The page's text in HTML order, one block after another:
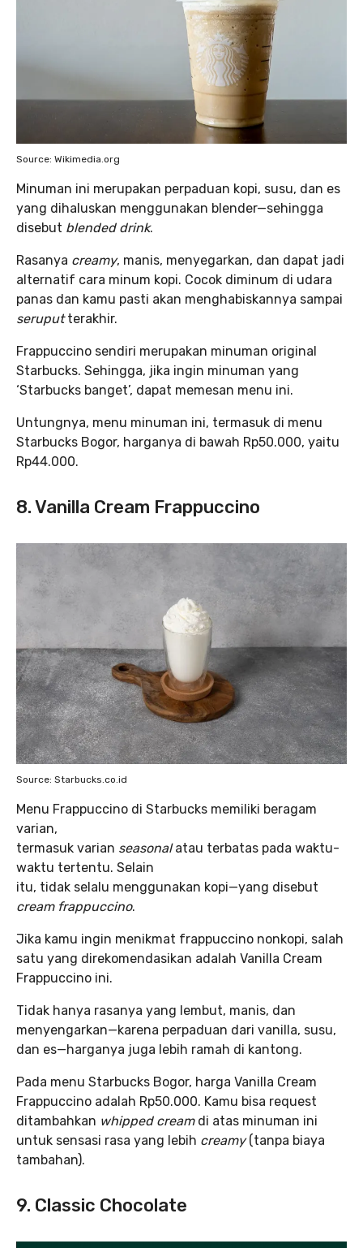
Source: Wikimedia.org
Minuman ini merupakan perpaduan kopi, susu, dan es
yang dihaluskan menggunakan blender—sehingga
disebut blended drink.
Rasanya creamy, manis, menyegarkan, dan dapat jadi
alternatif cara minum kopi. Cocok diminum di udara
panas dan kamu pasti akan menghabiskannya sampai
seruputterakhir.
Frappuccino sendiri merupakan minuman original
Starbucks. Sehingga, jika ingin minuman yang
‘Starbucks banget’, dapat memesan menu ini.
Untungnya, menu minuman ini, termasuk di menu
Starbucks Bogor, harganya di bawah Rp50.000, yaitu
Rp44.000.
8. Vanilla Cream Frappuccino
Source: Starbucks.co.id
Menu Frappuccino di Starbucks memiliki beragam
varian,
termasuk varian seasonalatau terbatas pada waktu-
waktu tertentu. Selain
itu, tidak selalu menggunakan kopi—yang disebut
cream frappuccino.
Jika kamu ingin menikmat frappuccino nonkopi, salah
satu yang direkomendasikan adalah Vanilla Cream
Frappuccino ini.
Tidak hanya rasanya yang lembut, manis, dan
menyengarkan—karena perpaduan dari vanilla, susu,
dan es—harganya juga lebih ramah di kantong.
Pada menu Starbucks Bogor, harga Vanilla Cream
Frappuccino adalah Rp50.000. Kamu bisa request
ditambahkan whipped creamdi atas minuman ini
untuk sensasi rasa yang lebih creamy(tanpa biaya
tambahan).
9. Classic Chocolate